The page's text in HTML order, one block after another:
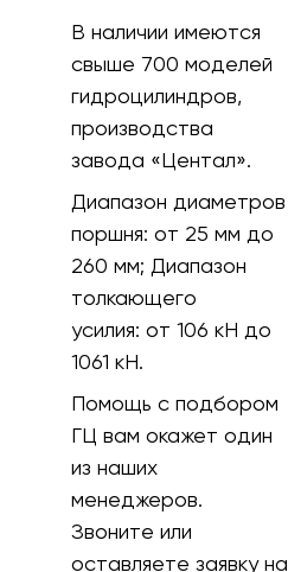
В наличии имеются
свыше 700 моделей
гидроцилиндров,
производства
завода «Центал».
Диапазон диаметров
поршня:от 25 мм до
260 мм; Диапазон
толкающего
усилия:от 106 кH до
1061 кН.
Помощь с подбором
ГЦ вам окажет один
из наших
менеджеров.
Звоните или
оставляете заявку на